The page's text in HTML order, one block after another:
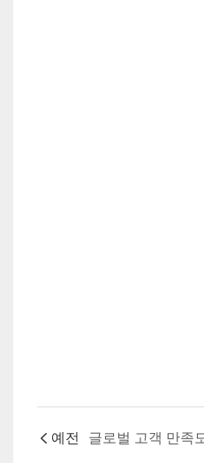
예전 글로벌 고객 만족